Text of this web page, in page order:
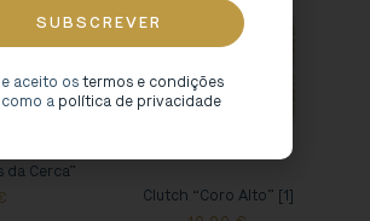
da Cerca”
Clutch “Coro Alto” [1]
e aceito ostermos e condições
a política de privacidade